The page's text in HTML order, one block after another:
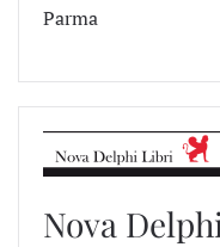
Parma
Nova